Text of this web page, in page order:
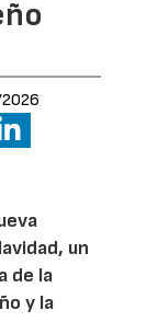
un
de la
y la